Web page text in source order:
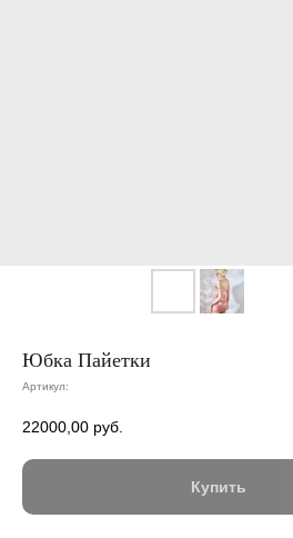
Юбка Пайетки
Артикул:
22000,00 руб.
Купить